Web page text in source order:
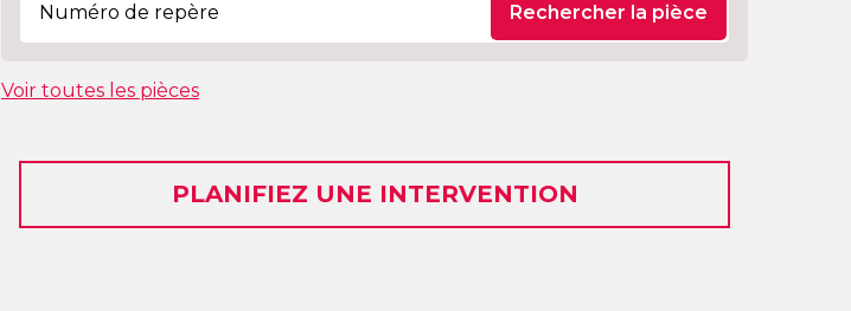
Rechercher la pièce
Voir toutes les pièces
PLANIFIEZ UNE INTERVENTION